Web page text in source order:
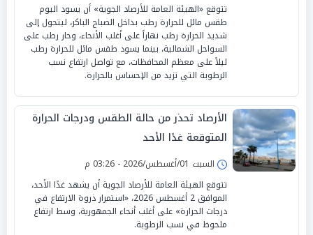
تتوقع «الهيئة العامة للأرصاد الجوية» أن يسود اليوم
طقس مائل للحرارة رطب بداخل الصباح الباكر، ليتحول إلى
شديد الحرارة رطب نهاراً على أغلب الأنحاء، وحار رطب على
السواحل الشمالية، بينما يسود طقس مائل للحرارة رطب
ليلاً على معظم المحافظات، مع تواصل ارتفاع نسب
الرطوبة التي تزيد من الإحساس بالحرارة.
الأرصاد تحذر من حالة الطقس ودرجات الحرارة
المتوقعة غدًا الأحد
السبت 01/أغسطس/2026 - 03:26 م
تتوقع الهيئة العامة للأرصاد الجوية أن يشهد غدًا الأحد،
الموافق 2 أغسطس 2026، «استمرار ذروة الارتفاع في
درجات الحرارة» على أغلب أنحاء الجمهورية، وسط ارتفاع
ملحوظ في نسب الرطوبة.